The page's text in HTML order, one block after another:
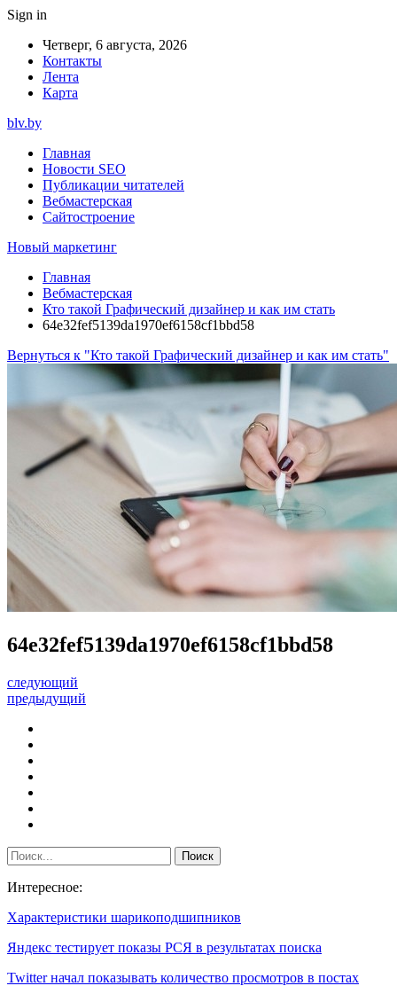
Sign in
Четверг, 6 августа, 2026
Контакты
Лента
Карта
blv.by
Главная
Новости SEO
Публикации читателей
Вебмастерская
Сайтостроение
Новый маркетинг
Главная
Вебмастерская
Кто такой Графический дизайнер и как им стать
64e32fef5139da1970ef6158cf1bbd58
Вернуться к "Кто такой Графический дизайнер и как им стать"
64e32fef5139da1970ef6158cf1bbd58
следующий
предыдущий
Интересное:
Характеристики шарикоподшипников
Яндекс тестирует показы РСЯ в результатах поиска
Twitter начал показывать количество просмотров в постах